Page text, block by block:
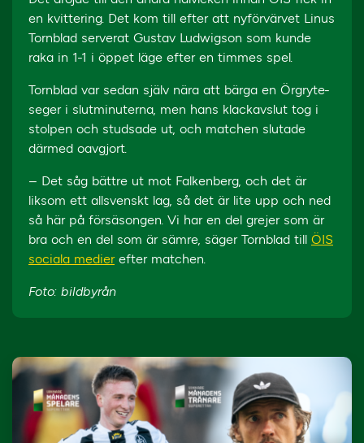
en kvittering. Det kom till efter att nyförvärvet Linus
Tornblad serverat Gustav Ludwigson som kunde
raka in 1-1 i öppet läge efter en timmes spel.
Tornblad var sedan själv nära att bärga en Örgryte-
seger i slutminuterna, men hans klackavslut tog i
stolpen och studsade ut, och matchen slutade
därmed oavgjort.
– Det såg bättre ut mot Falkenberg, och det är
liksom ett allsvenskt lag, så det är lite upp och ned
så här på försäsongen. Vi har en del grejer som är
bra och en del som är sämre, säger Tornblad till ÖIS
sociala medierefter matchen.
Foto: bildbyrån